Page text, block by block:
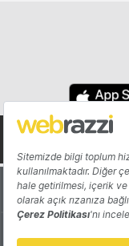
Hakkında
Katkıda Bulun